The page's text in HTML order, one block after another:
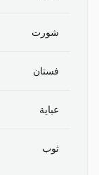
شورت
فستان
عباية
ثوب